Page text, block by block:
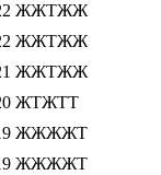
ЖЖТЖЖ
ЖЖТЖЖ
ЖЖТЖЖ
ЖТЖТТ
ЖЖЖЖТ
ЖЖЖЖТ